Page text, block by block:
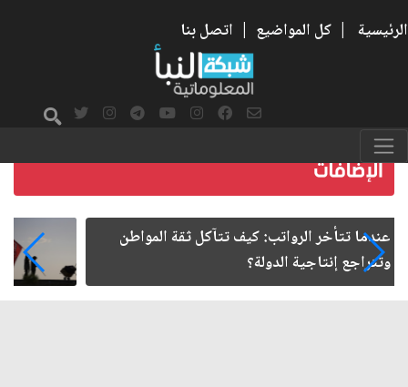
الرئيسية | كل المواضيع | اتصل بنا
صمت الطريق بعد الأربعين